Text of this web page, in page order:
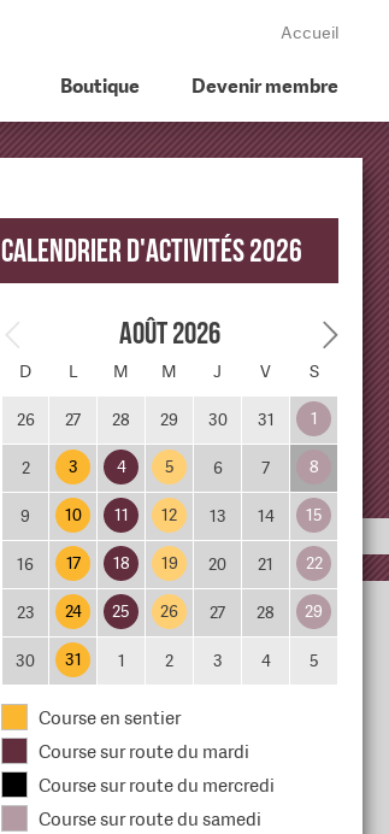
Accueil
Boutique Devenir membre
Calendrier d'activités 2026
Août 2026
D L M M J V S
26 27 28 29 30 31 1
2 3 4 5 6 7 8
9 10 11 12 13 14 15
16 17 18 19 20 21 22
23 24 25 26 27 28 29
30 31 1 2 3 4 5
Course en sentier
Course sur route du mardi
Course sur route du mercredi
Course sur route du samedi